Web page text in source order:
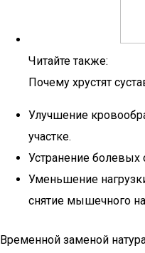
Читайте также:
Почему хрустят
Улучшение
участке.
Устранение
Уменьшение
снятие мышечного
Временной заменой